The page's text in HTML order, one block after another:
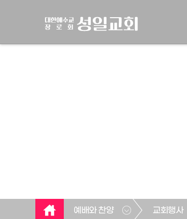
예배와 찬양 교회행사